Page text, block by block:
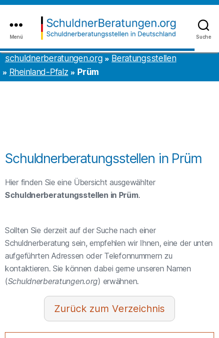
Inhalt
springen
to
the
content
Suche
schuldnerberatungen.org
Menü
schuldnerberatungen.org
Beratungsstellen
Rheinland-Pfalz
Prüm
Schuldnerberatungsstellen in Prüm
Hier finden Sie eine Übersicht ausgewählter
Schuldnerberatungsstellen in Prüm.
Sollten Sie derzeit auf der Suche nach einer
Schuldnerberatung sein, empfehlen wir Ihnen, eine der unten
aufgeführten Adressen oder Telefonnummern zu
kontaktieren. Sie können dabei gerne unseren Namen
(Schuldnerberatungen.org) erwähnen.
Verzeichnis